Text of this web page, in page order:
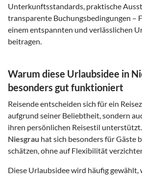
Unterkunftsstandards, praktische
transparente Buchungsbedingungen –
einem entspannten und verlässlichen
beitragen.
Warum diese Urlaubsidee in
besonders gut funktioniert
Reisende entscheiden sich für ein
aufgrund seiner Beliebtheit, sondern
ihren persönlichen Reisestil unterstützt.
Niesgrau hat sich besonders für Gäste
schätzen, ohne auf Flexibilität
Diese Urlaubsidee wird häufig gewählt,